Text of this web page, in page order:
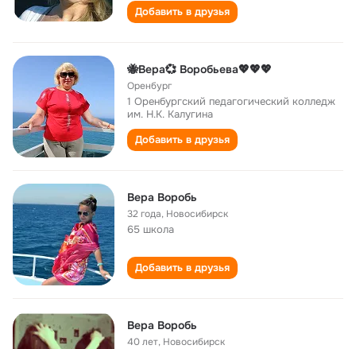
Добавить в друзья
🐝Вера💞 Воробьева💖💖💖
Оренбург
1 Оренбургский педагогический колледж
им. Н.К. Калугина
Добавить в друзья
Вера Воробь
32 года, Новосибирск
65 школа
Добавить в друзья
Вера Воробь
40 лет, Новосибирск